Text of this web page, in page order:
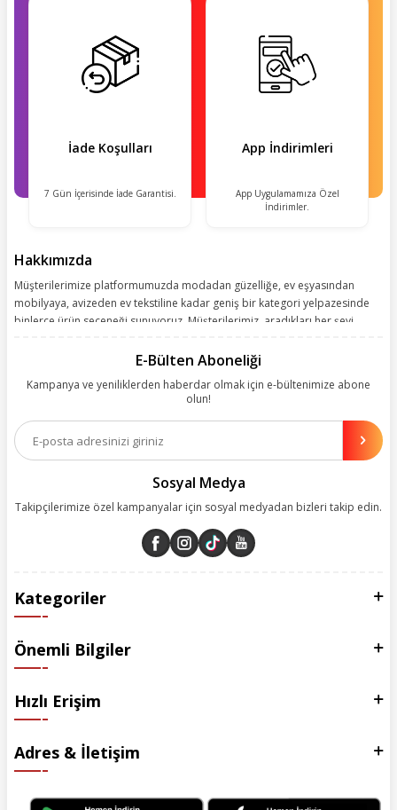
İade Koşulları
7 Gün İçerisinde İade Garantisi.
App İndirimleri
App Uygulamamıza Özel
İndirimler.
Hakkımızda
Müşterilerimize platformumuzda modadan güzelliğe, ev eşyasından
mobilyaya, avizeden ev tekstiline kadar geniş bir kategori yelpazesinde
binlerce ürün seçeneği sunuyoruz. Müşterilerimiz, aradıkları her şeyi
kolay, kusursuz ve keyifli bir alışveriş yolculuğu sunarken deneyiminize
olanakları sunuyoruz. Çalışmalarımızı müşterilerimizin memnuniyetini
esas alarak yürütüyoruz.
E-Bülten Aboneliği
Kampanya ve yeniliklerden haberdar olmak için e-bültenimize abone
olun!
Sosyal Medya
Takipçilerimize özel kampanyalar için sosyal medyadan bizleri takip edin.
Kategoriler
Önemli Bilgiler
Hızlı Erişim
Adres & İletişim